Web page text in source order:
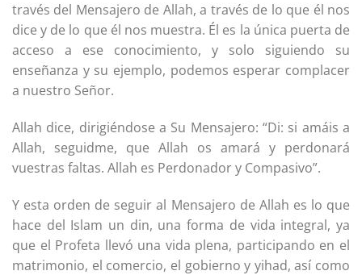
través del Mensajero de Allah, a través de lo que él nos
dice y de lo que él nos muestra. Él es la única puerta de
acceso a ese conocimiento, y solo siguiendo su
enseñanza y su ejemplo, podemos esperar complacer
a nuestro Señor.
Allah dice, dirigiéndose a Su Mensajero: “Di: si amáis a
Allah, seguidme, que Allah os amará y perdonará
vuestras faltas. Allah es Perdonador y Compasivo”.
Y esta orden de seguir al Mensajero de Allah es lo que
hace del Islam un din, una forma de vida integral, ya
que el Profeta llevó una vida plena, participando en el
matrimonio, el comercio, el gobierno y yihad, así como